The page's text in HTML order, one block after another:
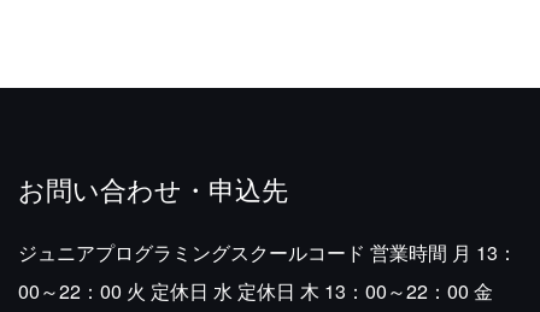
お問い合わせ・申込先
ジュニアプログラミングスクールコード 営業時間 月 13：
00～22：00 火 定休日 水 定休日 木 13：00～22：00 金